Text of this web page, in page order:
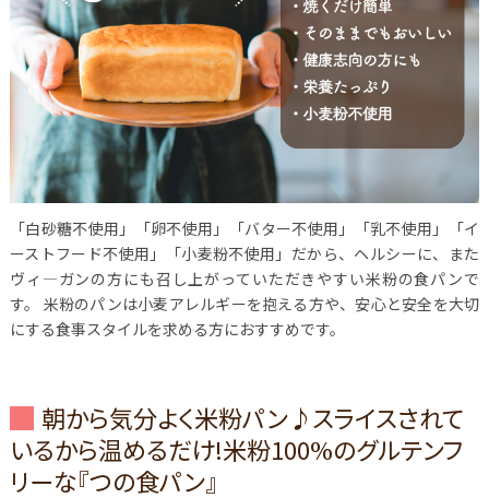
「白砂糖不使用」「卵不使用」「バター不使用」「乳不使用」「イ
ーストフード不使用」「小麦粉不使用」だから、ヘルシーに、また
ヴィ―ガンの方にも召し上がっていただきやすい米粉の食パンで
す。
米粉のパンは小麦アレルギーを抱える方や、安心と安全を大切
にする食事スタイルを求める方におすすめです。
朝から気分よく米粉パン♪スライスされて
いるから温めるだけ!米粉100%のグルテンフ
リーな『つの食パン』